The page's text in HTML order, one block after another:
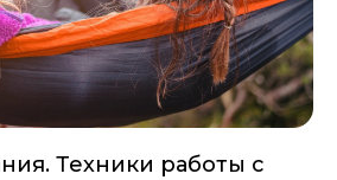
Техники работы с